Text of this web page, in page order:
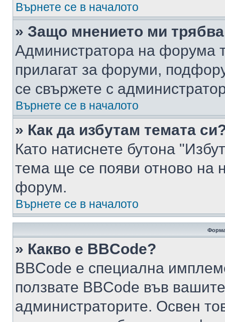
Върнете се в началото
» Защо мнението ми
Администратора на форума
прилагат за форуми,
се свържете с
Върнете се в началото
» Как да избутам темата
Като натиснете бутона
тема ще се появи отново на
форум.
Върнете се в началото
» Какво е BBCode?
BBCode е специална
ползвате BBCode във
администраторите. Освен